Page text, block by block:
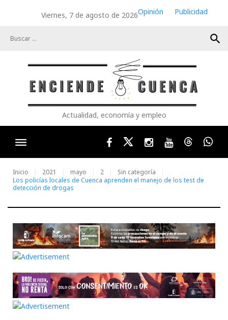
Viernes, 7 de agosto de 2026Opinión
Publicidad
search
Actualidad, economía y empleo
FacebookTwitterInstagram
YoutubeThreads
Inicio 2021 mayo 2
Sin categoría
Los policías locales de Cuenca aprenden el manejo de los test de
detección de drogas